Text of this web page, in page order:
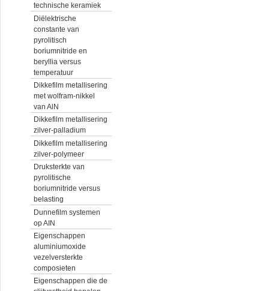
technische keramiek
Diëlektrische
constante van
pyrolitisch
boriumnitride en
beryllia versus
temperatuur
Dikkefilm metallisering
met wolfram-nikkel
van AlN
Dikkefilm metallisering
zilver-palladium
Dikkefilm metallisering
zilver-polymeer
Druksterkte van
pyrolitische
boriumnitride versus
belasting
Dunnefilm systemen
op AIN
Eigenschappen
aluminiumoxide
vezelversterkte
composieten
Eigenschappen die de